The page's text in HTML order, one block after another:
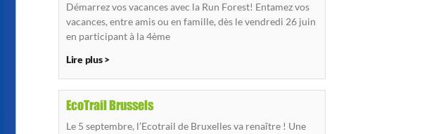
Démarrez vos vacances avec la Run Forest! Entamez vos
vacances, entre amis ou en famille, dès le vendredi 26 juin
en participant à la 4ème
Lire plus >
EcoTrail Brussels
Le 5 septembre, l’Ecotrail de Bruxelles va renaître ! Une